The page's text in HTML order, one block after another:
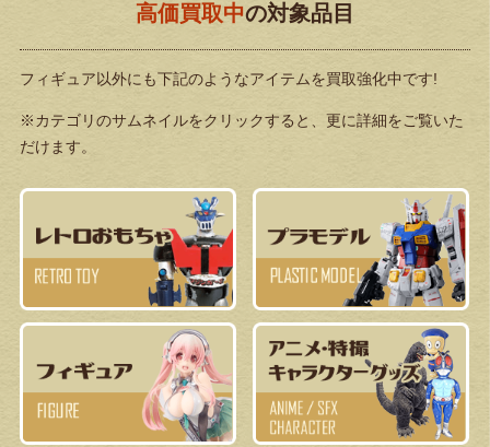
高価買取中の対象品目
フィギュア以外にも下記のようなアイテムを買取強化中です!
※カテゴリのサムネイルをクリックすると、更に詳細をご覧いた
だけます。